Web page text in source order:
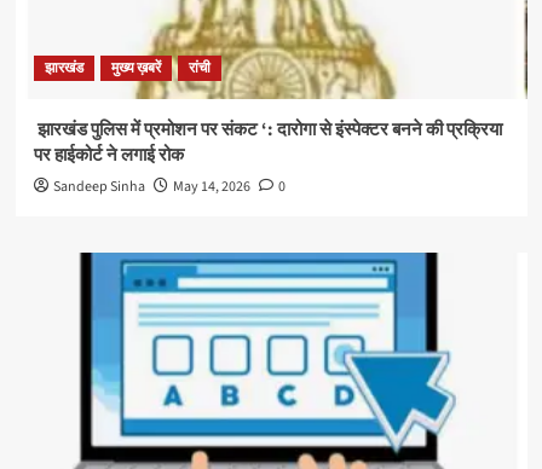
झारखंड मुख्य ख़बरें रांची
झारखंड पुलिस में प्रमोशन पर संकट ‘: दारोगा से इंस्पेक्टर बनने की प्रक्रिया
पर हाईकोर्ट ने लगाई रोक
Sandeep Sinha May 14, 2026 0